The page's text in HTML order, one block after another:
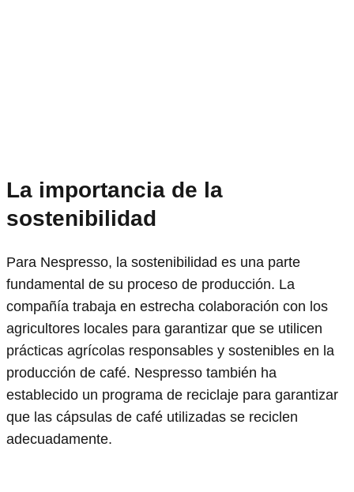
La importancia de la
sostenibilidad
Para Nespresso, la sostenibilidad es una parte
fundamental de su proceso de producción. La
compañía trabaja en estrecha colaboración con los
agricultores locales para garantizar que se utilicen
prácticas agrícolas responsables y sostenibles en la
producción de café. Nespresso también ha
establecido un programa de reciclaje para garantizar
que las cápsulas de café utilizadas se reciclen
adecuadamente.